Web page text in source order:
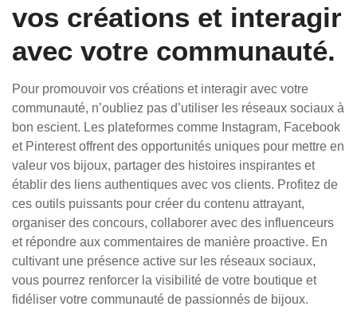
vos créations et interagir
avec votre communauté.
Pour promouvoir vos créations et interagir avec votre
communauté, n’oubliez pas d’utiliser les réseaux sociaux à
bon escient. Les plateformes comme Instagram, Facebook
et Pinterest offrent des opportunités uniques pour mettre en
valeur vos bijoux, partager des histoires inspirantes et
établir des liens authentiques avec vos clients. Profitez de
ces outils puissants pour créer du contenu attrayant,
organiser des concours, collaborer avec des influenceurs
et répondre aux commentaires de manière proactive. En
cultivant une présence active sur les réseaux sociaux,
vous pourrez renforcer la visibilité de votre boutique et
fidéliser votre communauté de passionnés de bijoux.